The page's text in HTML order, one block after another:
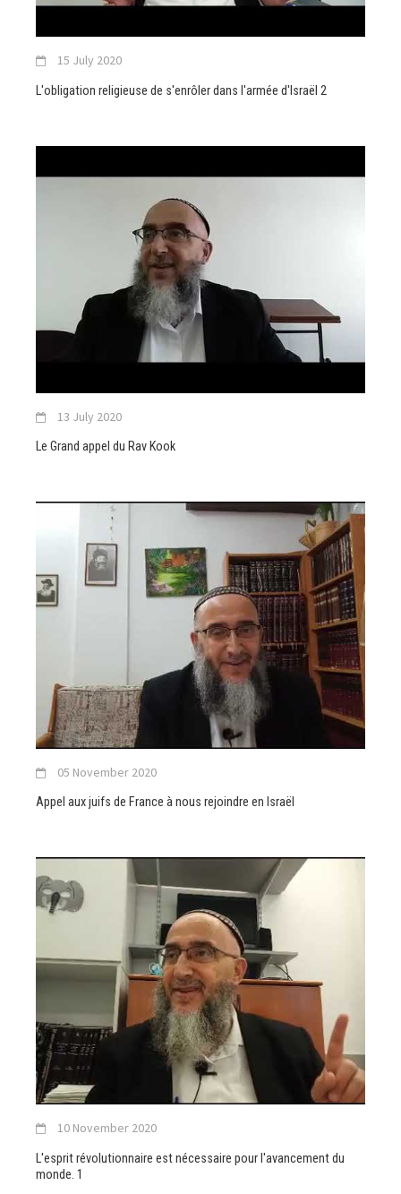
15 July 2020
L'obligation religieuse de s'enrôler dans l'armée d'Israël 2
13 July 2020
Le Grand appel du Rav Kook
05 November 2020
Appel aux juifs de France à nous rejoindre en Israël
10 November 2020
L'esprit révolutionnaire est nécessaire pour l'avancement du
monde. 1